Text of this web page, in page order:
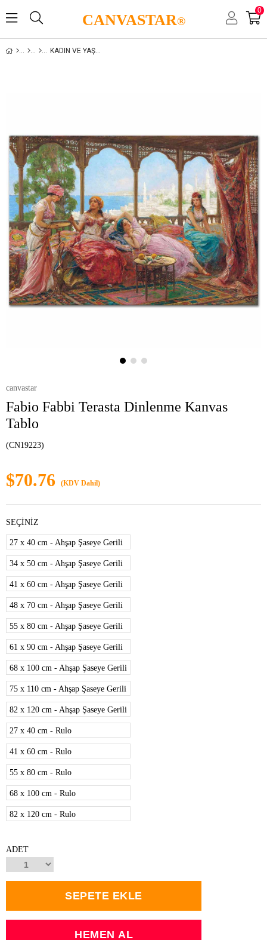
CANVASTAR®
0
KADIN VE YAŞAM
canvastar
Fabio Fabbi Terasta Dinlenme Kanvas
Tablo
(CN19223)
$70.76 (KDV Dahil)
SEÇİNİZ
27 x 40 cm - Ahşap Şaseye Gerili
34 x 50 cm - Ahşap Şaseye Gerili
41 x 60 cm - Ahşap Şaseye Gerili
48 x 70 cm - Ahşap Şaseye Gerili
55 x 80 cm - Ahşap Şaseye Gerili
61 x 90 cm - Ahşap Şaseye Gerili
68 x 100 cm - Ahşap Şaseye Gerili
75 x 110 cm - Ahşap Şaseye Gerili
82 x 120 cm - Ahşap Şaseye Gerili
27 x 40 cm - Rulo
41 x 60 cm - Rulo
55 x 80 cm - Rulo
68 x 100 cm - Rulo
82 x 120 cm - Rulo
ADET